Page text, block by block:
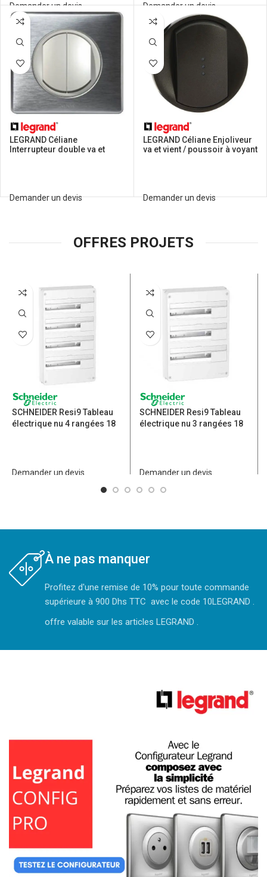
Demander un devis Demander un devis
LEGRAND Céliane
Interrupteur double va et
Demander un devis
LEGRAND Céliane Enjoliveur
va et vient / poussoir à voyant
Demander un devis
OFFRES PROJETS
SCHNEIDER Resi9 Tableau
électrique nu 4 rangées 18
Demander un devis
SCHNEIDER Resi9 Tableau
électrique nu 3 rangées 18
Demander un devis
À ne pas manquer
Profitez d'une remise de 10% pour toute commande
supérieure à 900 Dhs TTC avec le code 10LEGRAND .
offre valable sur les articles LEGRAND .